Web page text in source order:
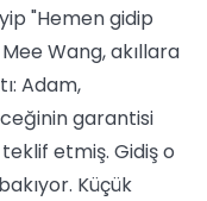
"Hemen gidip
Wang, akıllara
Adam,
garantisi
etmiş. Gidiş o
Küçük